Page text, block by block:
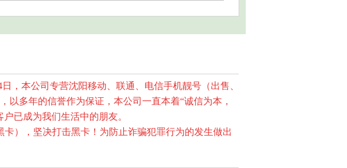
本公司专营沈阳移动、联通、电信手机靓号（出售、
多年的信誉作为保证，本公司一直本着“诚信为本，
已成为我们生活中的朋友。
），坚决打击黑卡！为防止诈骗犯罪行为的发生做出